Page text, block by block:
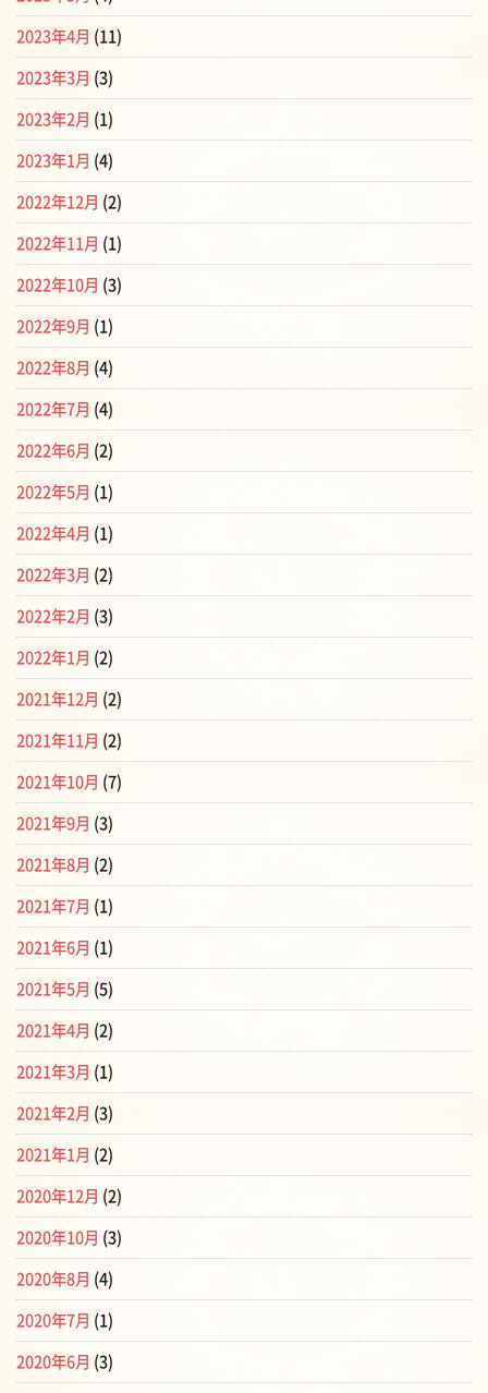
2023年4月 (11)
2023年3月 (3)
2023年2月 (1)
2023年1月 (4)
2022年12月 (2)
2022年11月 (1)
2022年10月 (3)
2022年9月 (1)
2022年8月 (4)
2022年7月 (4)
2022年6月 (2)
2022年5月 (1)
2022年4月 (1)
2022年3月 (2)
2022年2月 (3)
2022年1月 (2)
2021年12月 (2)
2021年11月 (2)
2021年10月 (7)
2021年9月 (3)
2021年8月 (2)
2021年7月 (1)
2021年6月 (1)
2021年5月 (5)
2021年4月 (2)
2021年3月 (1)
2021年2月 (3)
2021年1月 (2)
2020年12月 (2)
2020年10月 (3)
2020年8月 (4)
2020年7月 (1)
2020年6月 (3)